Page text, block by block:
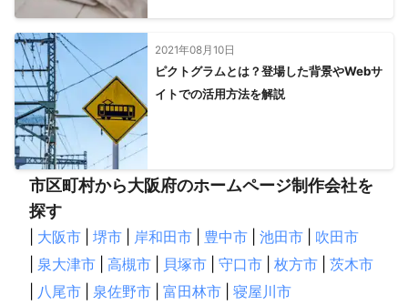
2021年08月10日
ピクトグラムとは？登場した背景やWebサ
イトでの活用方法を解説
市区町村から大阪府のホームページ制作会社を
探す
大阪市 堺市 岸和田市 豊中市 池田市
吹田市
泉大津市 高槻市 貝塚市 守口市 枚方市
茨木市
八尾市 泉佐野市 富田林市
寝屋川市